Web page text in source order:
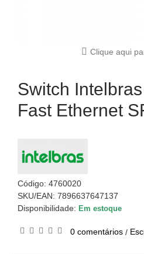
Clique aqui
Switch
Fast Ethernet
Código: 4760020
SKU/EAN: 7896637647137
Disponibilidade: Em estoque
0 comentários /